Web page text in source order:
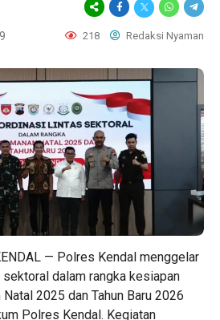
218 Redaksi Nyaman
— Polres Kendal menggelar
dalam rangka kesiapan
2025 dan Tahun Baru 2026
Polres Kendal. Kegiatan